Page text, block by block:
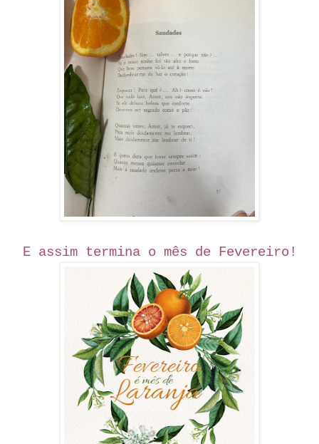
E assim termina o mês de Fevereiro!